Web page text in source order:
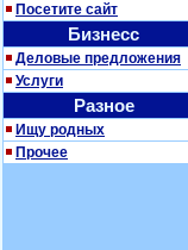
Посетите сайт
Бизнесс
Деловые предложения
Услуги
Разное
Ищу родных
Прочее